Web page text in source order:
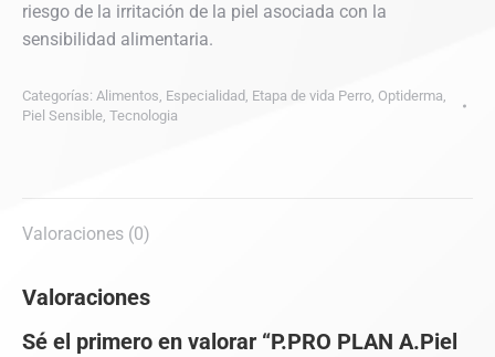
riesgo de la irritación de la piel asociada con la
sensibilidad alimentaria.
Categorías: Alimentos, Especialidad , Etapa de vida Perro, Optiderma,
Piel Sensible, Tecnologia
Valoraciones (0)
Valoraciones
Sé el primero en valorar “P.PRO PLAN A.Piel